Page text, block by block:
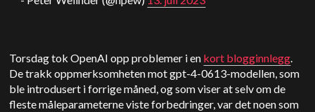
Torsdag tok OpenAI opp problemer i en kort blogginnlegg.
De trakk oppmerksomheten motgpt-4-0613-modellen, som
ble introdusert i forrige måned, og som viser at selv om de
fleste måleparameterne viste forbedringer, var det noen som